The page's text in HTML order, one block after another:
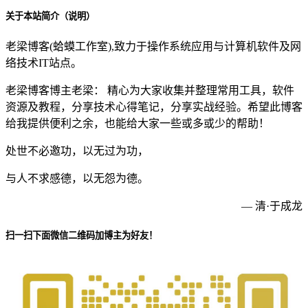
关于本站简介（说明）
老梁博客(蛤蟆工作室),致力于操作系统应用与计算机软件及网
络技术IT站点。
老梁博客博主老梁： 精心为大家收集并整理常用工具，软件
资源及教程，分享技术心得笔记，分享实战经验。希望此博客
给我提供便利之余，也能给大家一些或多或少的帮助！
处世不必邀功，以无过为功，
与人不求感德，以无怨为德。
— 清·于成龙
扫一扫下面微信二维码加博主为好友！